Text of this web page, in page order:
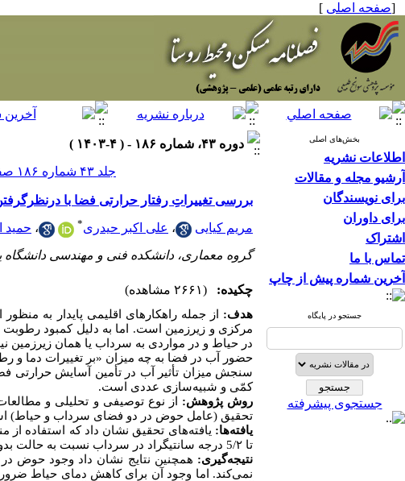
[صفحه اصلی ]
بخش‌های اصلی
اطلاعات نشریه
آرشیو مجله و مقالات
برای نویسندگان
برای داوران
اشتراک
تماس با ما
آخرین شماره پیش از چاپ
جستجو در پایگاه
جستجوی پیشرفته
دوره ۴۳، شماره ۱۸۶ - ( ۴-۱۴۰۳ )
جلد ۴۳ شماره ۱۸۶ صفحات ۵۶-۴۱
بررسی تغییراتِ رفتار حرارتی فضا با
مریم کیایی ، علی اکبر حیدری* ، حمید
گروه معماری، دانشکده فنی و مهندسی دانشگاه
چکیده: (۲۶۶۱ مشاهده)
هدف: از جمله راهکارهای اقلیمی پایدار به
مرکزی و زیرزمین است. اما به دلیل کمبود
در حیاط و در مواردی به سرداب یا همان
حضور آب در فضا به چه میزان «بر تغییرات دما و
سنجش میزان تأثیر آب در تأمین آسایش حرارتی
کمّی و شبیه‌سازی عددی است.
روش پژوهش: از نوع توصیفی و تحلیلی و
تحقیق (عامل حوض در دو فضای سرداب و حیاط)
یافته‌ها:
تا 5/۲ درجه سانتیگراد در سرداب نسبت به حالت بدون حوض در گرم‌ترین روز سال شده است
نتیجهگیری: همچنین نتایج نشان داد وجود حوض
نمی‌کند. اما وجود آن برای کاهش دمای حیاط